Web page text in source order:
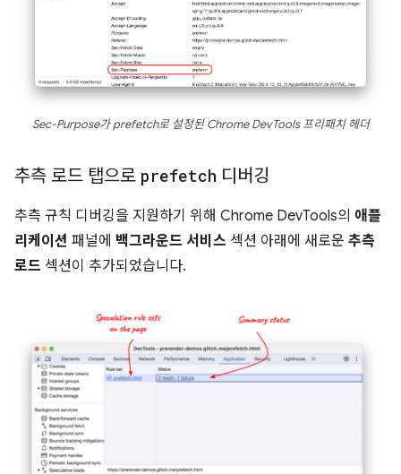
Sec-Purpose가 prefetch로 설정된 Chrome DevTools 프리패치 헤더
추측 로드 탭으로 prefetch 디버깅
추측 규칙 디버깅을 지원하기 위해 Chrome DevTools의 애플
리케이션 패널에 백그라운드 서비스 섹션 아래에 새로운 추측
로드 섹션이 추가되었습니다.